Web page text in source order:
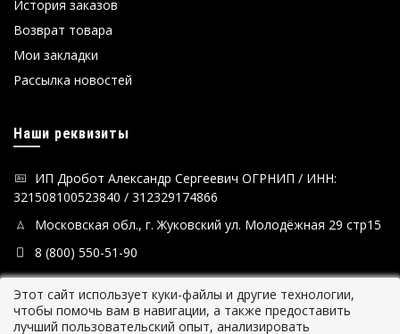
История заказов
Возврат товара
Мои закладки
Рассылка новостей
Наши реквизиты
ИП Дробот Александр Сергеевич ОГРНИП / ИНН:
321508100523840 / 312329174866
Московская обл., г. Жуковский ул. Молодёжная 29 стр15
8 (800) 550-51-90
Этот сайт использует куки-файлы и другие технологии,
чтобы помочь вам в навигации, а также предоставить
лучший пользовательский опыт, анализировать